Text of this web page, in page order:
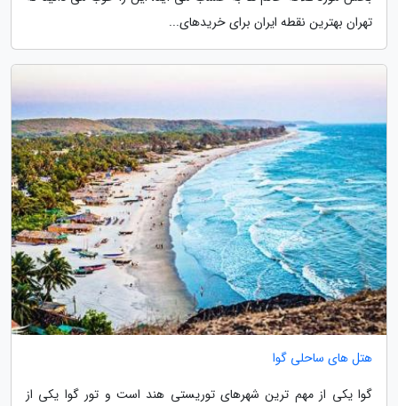
تهران بهترین نقطه ایران برای خریدهای...
هتل های ساحلی گوا
گوا یکی از مهم ترین شهرهای توریستی هند است و تور گوا یکی از